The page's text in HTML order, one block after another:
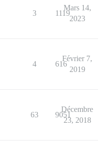
3 1119
Mars 14,
2023
4 616
Février 7,
2019
63 9051
Décembre
23, 2018